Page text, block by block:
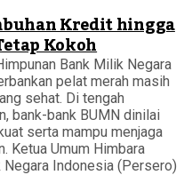
Kredit hingga
Kokoh
Bank Milik Negara
pelat merah masih
sehat. Di tengah
bank-bank BUMN dinilai
serta mampu menjaga
Ketua Umum Himbara
Negara Indonesia (Persero)